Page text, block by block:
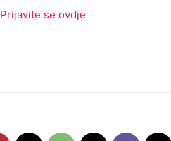
Prijavite se ovdje